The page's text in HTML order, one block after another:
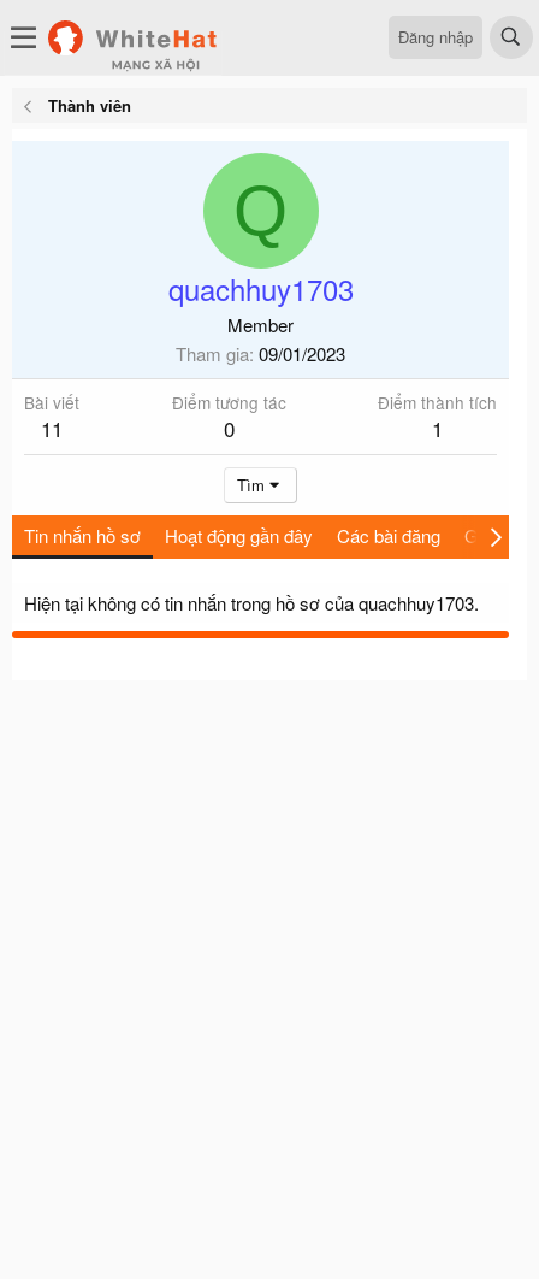
Đăng nhập
Thành viên
Q
quachhuy1703
Member
Tham gia 09/01/2023
Bài viết
11
Điểm tương tác
0
Điểm thành tích
1
Tìm
Tin nhắn hồ sơ Hoạt động gần đây Các bài đăng Giới thiệu
Hiện tại không có tin nhắn trong hồ sơ của quachhuy1703.